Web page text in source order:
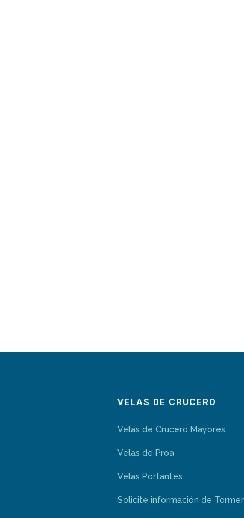
VELAS DE CRUCERO
Velas de Crucero Mayores
Velas de Proa
Velas Portantes
Solicite información de